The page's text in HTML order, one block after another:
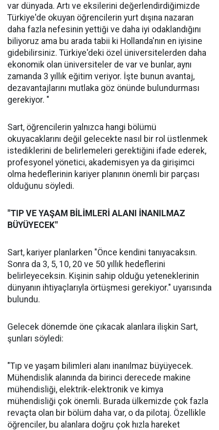
var dünyada. Artı ve eksilerini değerlendirdiğimizde
Türkiye'de okuyan öğrencilerin yurt dışına nazaran
daha fazla nefesinin yettiği ve daha iyi odaklandığını
biliyoruz ama bu arada tabii ki Hollanda'nın en iyisine
gidebilirsiniz. Türkiye'deki özel üniversitelerden daha
ekonomik olan üniversiteler de var ve bunlar, aynı
zamanda 3 yıllık eğitim veriyor. İşte bunun avantaj,
dezavantajlarını mutlaka göz önünde bulundurması
gerekiyor. "
Sart, öğrencilerin yalnızca hangi bölümü
okuyacaklarını değil gelecekte nasıl bir rol üstlenmek
istediklerini de belirlemeleri gerektiğini ifade ederek,
profesyonel yönetici, akademisyen ya da girişimci
olma hedeflerinin kariyer planının önemli bir parçası
olduğunu söyledi.
"TIP VE YAŞAM BİLİMLERİ ALANI İNANILMAZ
BÜYÜYECEK"
Sart, kariyer planlarken "Önce kendini tanıyacaksın.
Sonra da 3, 5, 10, 20 ve 50 yıllık hedeflerini
belirleyeceksin. Kişinin sahip olduğu yeteneklerinin
dünyanın ihtiyaçlarıyla örtüşmesi gerekiyor." uyarısında
bulundu.
Gelecek dönemde öne çıkacak alanlara ilişkin Sart,
şunları söyledi:
"Tıp ve yaşam bilimleri alanı inanılmaz büyüyecek.
Mühendislik alanında da birinci derecede makine
mühendisliği, elektrik-elektronik ve kimya
mühendisliği çok önemli. Burada ülkemizde çok fazla
revaçta olan bir bölüm daha var, o da pilotaj. Özellikle
öğrenciler, bu alanlara doğru çok hızla hareket